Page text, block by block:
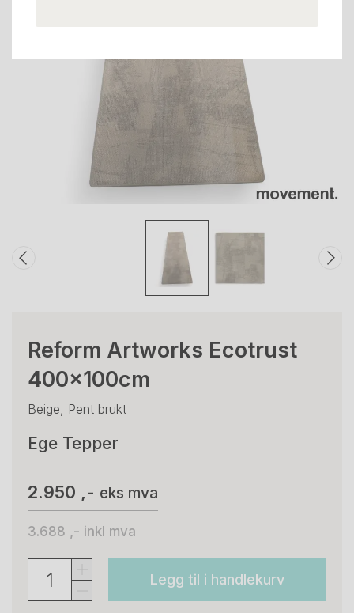
Reform Artworks Ecotrust
400x100cm
Beige, Pent brukt
Ege Tepper
2.950 ,- eks mva
3.688 ,- inkl mva
Legg til i handlekurv